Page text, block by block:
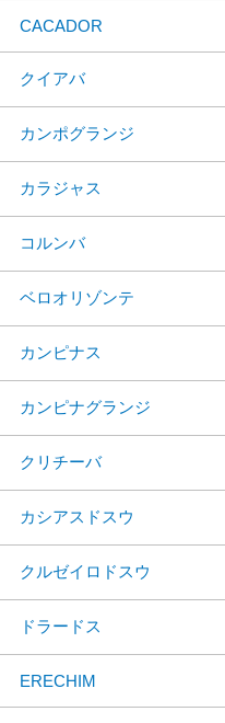
CACADOR
クイアバ
カンポグランジ
カラジャス
コルンバ
ベロオリゾンテ
カンピナス
カンピナグランジ
クリチーバ
カシアスドスウ
クルゼイロドスウ
ドラードス
ERECHIM